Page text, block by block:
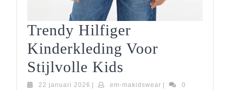
Trendy Hilfiger
Kinderkleding Voor
Stijlvolle Kids
Hilfiger
22 januari 2026 22
em-makidswearem-
0